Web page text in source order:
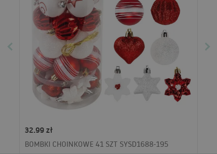
32.99 zł
BOMBKI CHOINKOWE 41 SZT SYSD1688-195